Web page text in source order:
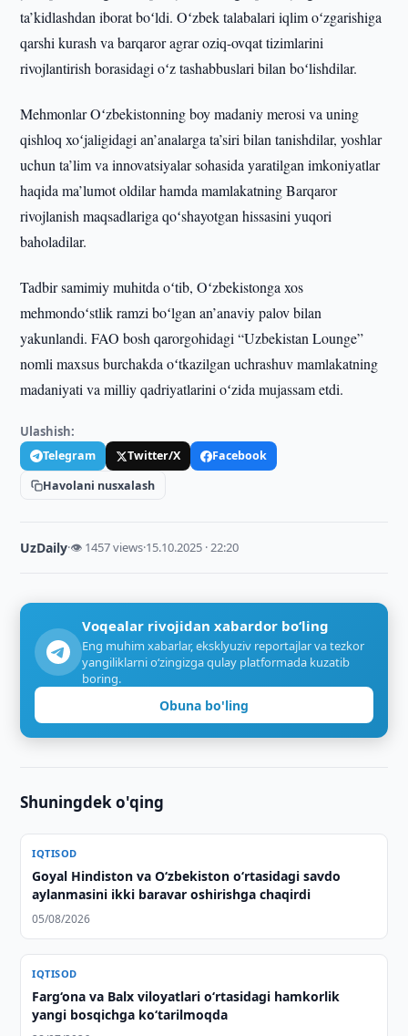
ta’kidlashdan iborat boʻldi. Oʻzbek talabalari iqlim oʻzgarishiga
qarshi kurash va barqaror agrar oziq-ovqat tizimlarini
rivojlantirish borasidagi oʻz tashabbuslari bilan boʻlishdilar.
Mehmonlar Oʻzbekistonning boy madaniy merosi va uning
qishloq xoʻjaligidagi an’analarga ta’siri bilan tanishdilar, yoshlar
uchun ta’lim va innovatsiyalar sohasida yaratilgan imkoniyatlar
haqida ma’lumot oldilar hamda mamlakatning Barqaror
rivojlanish maqsadlariga qoʻshayotgan hissasini yuqori
baholadilar.
Tadbir samimiy muhitda oʻtib, Oʻzbekistonga xos
mehmondoʻstlik ramzi boʻlgan an’anaviy palov bilan
yakunlandi. FAO bosh qarorgohidagi “Uzbekistan Lounge”
nomli maxsus burchakda oʻtkazilgan uchrashuv mamlakatning
madaniyati va milliy qadriyatlarini oʻzida mujassam etdi.
Ulashish:
Telegram Twitter/X
Facebook
Havolani nusxalash
UzDaily·👁 1457 views·15.10.2025 · 22:20
Voqealar rivojidan xabardor bo‘ling
Eng muhim xabarlar, eksklyuziv reportajlar va tezkor
yangiliklarni o‘zingizga qulay platformada kuzatib
boring.
Obuna bo'ling
Shuningdek o'qing
IQTISOD
Goyal Hindiston va Oʻzbekiston oʻrtasidagi savdo
aylanmasini ikki baravar oshirishga chaqirdi
05/08/2026
IQTISOD
Farg‘ona va Balx viloyatlari o‘rtasidagi hamkorlik
yangi bosqichga ko‘tarilmoqda